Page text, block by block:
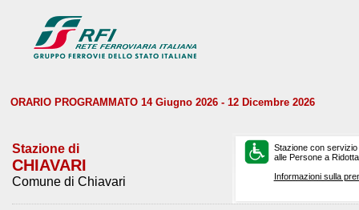
ORARIO PROGRAMMATO 14 Giugno 2026 - 12 Dicembre 2026
Stazione di
CHIAVARI
Comune di Chiavari
Stazione con
alle Persone a
Informazioni sulla